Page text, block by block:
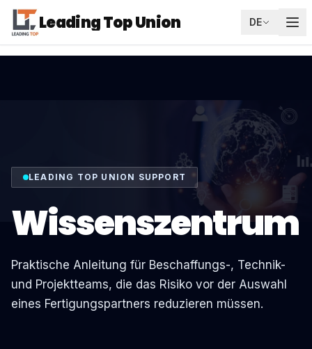
Leading Top Union DE
LEADING TOP UNION SUPPORT
Wissenszentrum
Praktische Anleitung für Beschaffungs-, Technik-
und Projektteams, die das Risiko vor der Auswahl
eines Fertigungspartners reduzieren müssen.